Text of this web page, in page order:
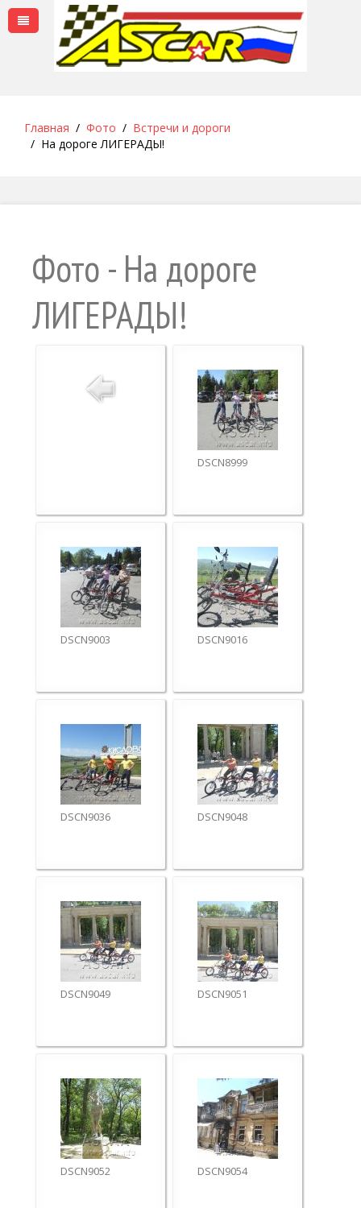
Главная Фото
Встречи и дороги
На дороге ЛИГЕРАДЫ!
Фото - На дороге
ЛИГЕРАДЫ!
DSCN8999
DSCN9003 DSCN9016
DSCN9036 DSCN9048
DSCN9049 DSCN9051
DSCN9052 DSCN9054